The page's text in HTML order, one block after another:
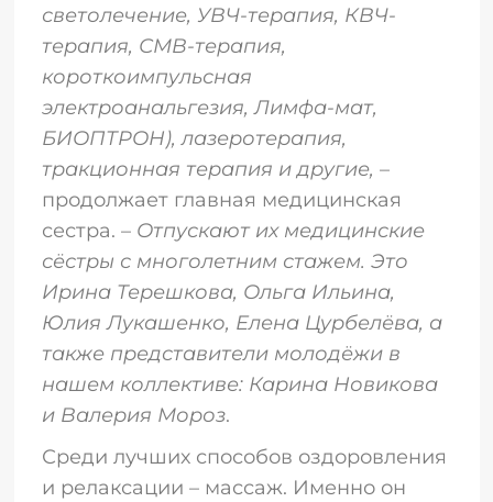
светолечение, УВЧ-терапия, КВЧ-
терапия, СМВ-терапия,
короткоимпульсная
электроанальгезия, Лимфа-мат,
БИОПТРОН), лазеротерапия,
тракционная терапия и другие, –
продолжает главная медицинская
сестра. – Отпускают их медицинские
сёстры с многолетним стажем. Это
Ирина Терешкова, Ольга Ильина,
Юлия Лукашенко, Елена Цурбелёва, а
также представители молодёжи в
нашем коллективе: Карина Новикова
и Валерия Мороз.
Среди лучших способов оздоровления
и релаксации – массаж. Именно он